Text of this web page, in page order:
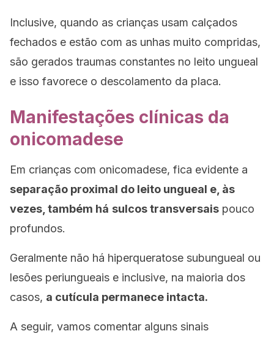
Inclusive, quando as crianças usam calçados
fechados e estão com as unhas muito compridas,
são gerados traumas constantes no leito ungueal
e isso favorece o descolamento da placa.
Manifestações clínicas da
onicomadese
Em crianças com onicomadese, fica evidente a
separação proximal do leito ungueal e, às
vezes, também há sulcos transversais pouco
profundos.
Geralmente não há hiperqueratose subungueal ou
lesões periungueais e inclusive, na maioria dos
casos, a cutícula permanece intacta.
A seguir, vamos comentar alguns sinais